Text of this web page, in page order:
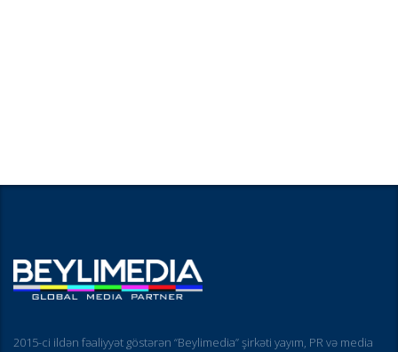
2015-ci ildən fəaliyyət göstərən “Beylimedia” şirkəti yayım, PR və media